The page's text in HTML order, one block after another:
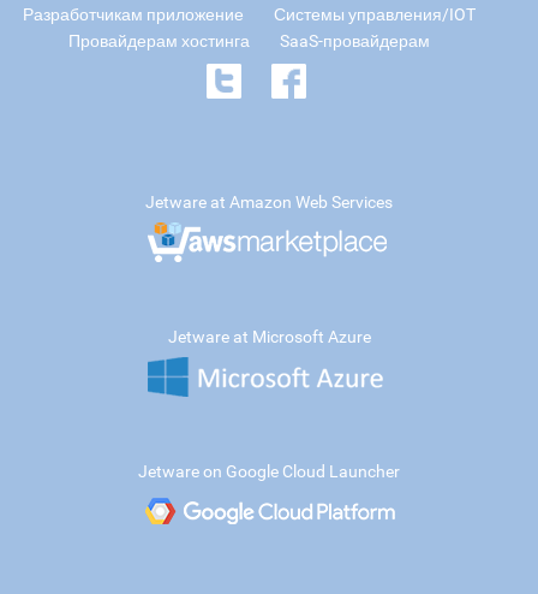
Разработчикам приложение
Системы управления/IOT
Провайдерам хостинга
SaaS-провайдерам
Jetware at Amazon Web Services
Jetware at Microsoft Azure
Jetware on Google Cloud Launcher